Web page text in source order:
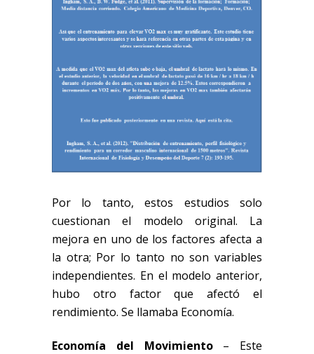
Por lo tanto, estos estudios solo
cuestionan el modelo original. La
mejora en uno de los factores afecta a
la otra; Por lo tanto no son variables
independientes. En el modelo anterior,
hubo otro factor que afectó el
rendimiento. Se llamaba Economía.
Economía del Movimiento– Este